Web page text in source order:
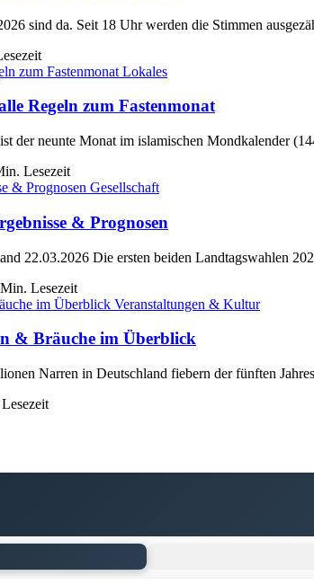
sind da. Seit 18 Uhr werden die Stimmen
Lokales
Regeln zum Fastenmonat
der neunte Monat im islamischen Mondkalender
Lesezeit
Gesellschaft
& Prognosen
22.03.2026 Die ersten beiden Landtagswahlen
Lesezeit
Veranstaltungen & Kultur
& Bräuche im Überblick
Narren in Deutschland fiebern der fünften